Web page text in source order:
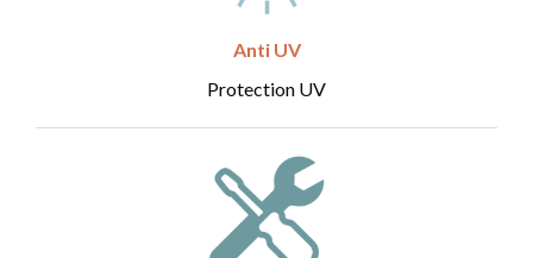
Anti UV
Protection UV